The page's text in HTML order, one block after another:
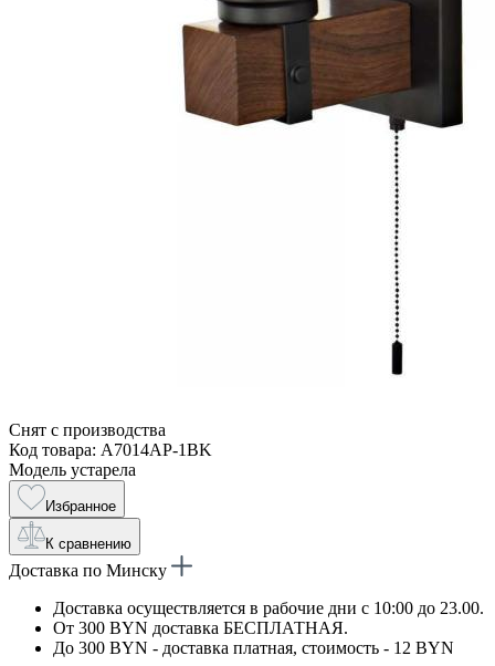
Снят с производства
Код товара: A7014AP-1BK
Модель устарела
Избранное
К сравнению
Доставка по Минску
Доставка осуществляется в рабочие дни с 10:00 до 23.00.
От 300 BYN доставка БЕСПЛАТНАЯ.
До 300 BYN - доставка платная, стоимость - 12 BYN